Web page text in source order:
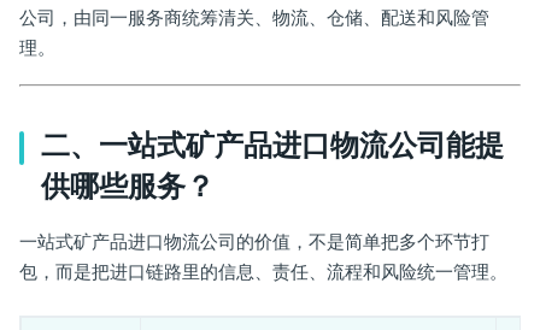
公司，由同一服务商统筹清关、物流、仓储、配送和风险管
理。
二、一站式矿产品进口物流公司能提
供哪些服务？
一站式矿产品进口物流公司的价值，不是简单把多个环节打
包，而是把进口链路里的信息、责任、流程和风险统一管理。